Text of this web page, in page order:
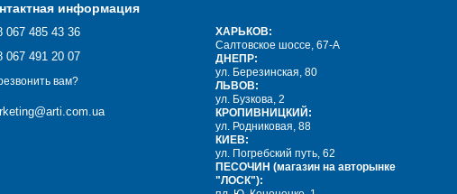
информация
067 485 43 36
067 491 20 07
вам?
ХАРЬКОВ:
Салтовское шоссе, 67-А
ДНЕПР:
ул. Березинская, 80
ЛЬВОВ:
ул. Бузкова, 2
КРОПИВНИЦКИЙ:
ул. Родниковая, 88
КИЕВ:
ул. Погребский путь, 62
ПЕСОЧИН (магазин на авторынке
"ЛОСК"):